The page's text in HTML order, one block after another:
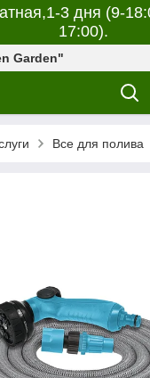
3 дня (9-
17:00).
Garden"
Все для полива